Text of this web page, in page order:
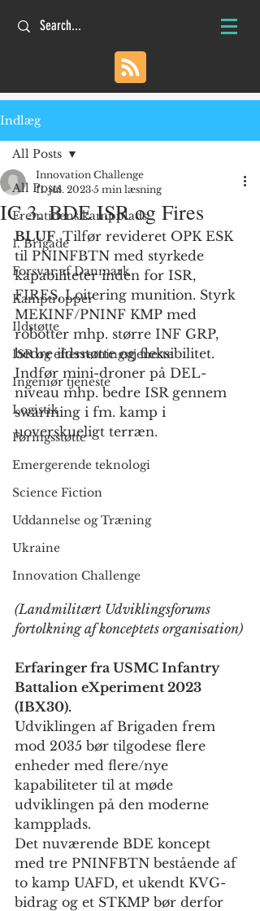
Indlæg
All Posts
Fremtidens kampplads
1. Brigade
Forsvar af Danmark
Kamptropper
Ildstøtte
ISR og efterretningstjeneste
Ingeniør tjeneste
Logistik
Føringsstøtte
Emergerende teknologi
Science Fiction
Uddannelse og Træning
Ukraine
Innovation Challenge
All Posts
IC 3. BDE ISR og Fires
Innovation Challenge
11. jul. 2023 5 min læsning
BLUF. Tilfør revideret OPK ESK
til PNINFBTN med styrkede
kapabiliteter inden for ISR,
FIRES, Loitering munition. Styrk
MEKINF/PNINF KMP med
robotter mhp. større INF GRP,
bedre ildsstøtte og fleksibilitet.
Indfør mini-droner på DEL-
niveau mhp. bedre ISR gennem
swarming i fm. kamp i
uoverskueligt terræn.
(Landmilitært Udviklingsforums
fortolkning af konceptets organisation)
Erfaringer fra USMC Infantry
Battalion eXperiment 2023
(IBX30).
Udviklingen af Brigaden frem
mod 2035 bør tilgodese flere
enheder med flere/nye
kapabiliteter til at møde
udviklingen på den moderne
kampplads.
Det nuværende BDE koncept
med tre PNINFBTN bestående af
to kamp UAFD, et ukendt KVG-
bidrag og et STKMP bør derfor